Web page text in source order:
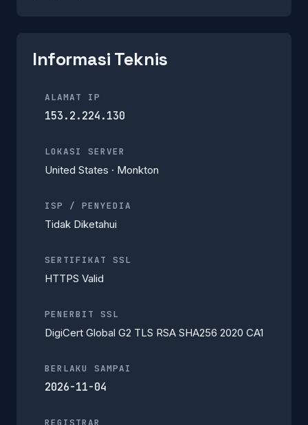
Informasi Teknis
ALAMAT IP
153.2.224.130
LOKASI SERVER
United States · Monkton
ISP / PENYEDIA
Tidak Diketahui
SERTIFIKAT SSL
HTTPS Valid
PENERBIT SSL
DigiCert Global G2 TLS RSA SHA256 2020 CA1
BERLAKU SAMPAI
2026-11-04
REGISTRAR